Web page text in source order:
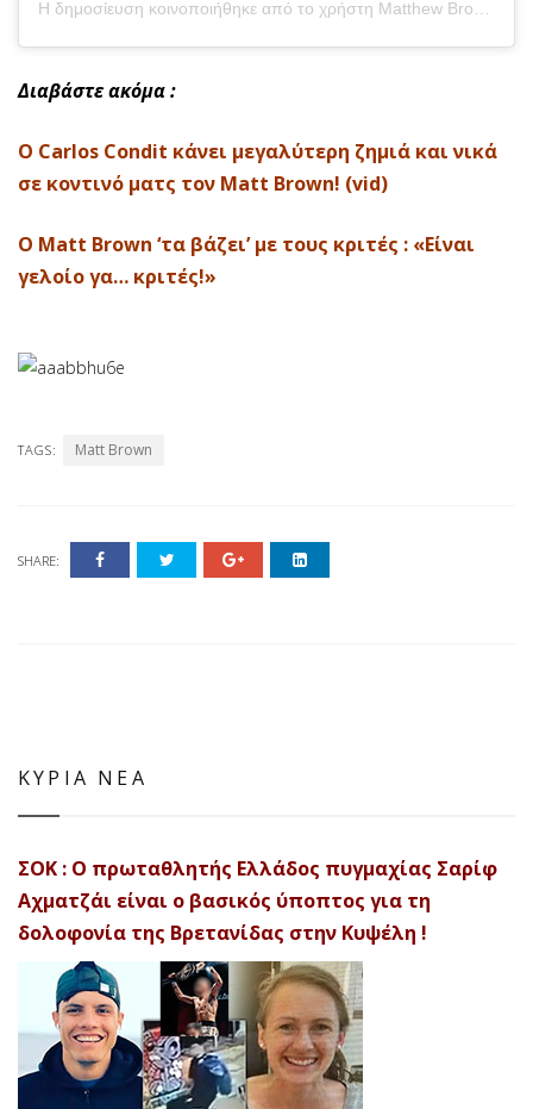
Διαβάστε ακόμα :
O Carlos Condit κάνει μεγαλύτερη ζημιά και νικά
σε κοντινό ματς τον Matt Brown! (vid)
Ο Matt Brown ‘τα βάζει’ με τους κριτές : «Είναι
γελοίο γα… κριτές!»
TAGS: Matt Brown
SHARE:
ΚΥΡΙΑ ΝΕΑ
ΣΟΚ : Ο πρωταθλητής Ελλάδος πυγμαχίας Σαρίφ
Αχματζάι είναι ο βασικός ύποπτος για τη
δολοφονία της Βρετανίδας στην Κυψέλη !